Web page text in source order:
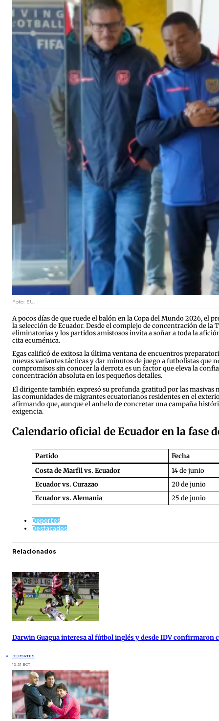
Foto: EU.
A pocos días de que ruede el balón en la Copa del Mundo 2026, el
la selección de Ecuador. Desde el complejo de concentración de
eliminatorias y los partidos amistosos invita a soñar a toda la
cita ecuménica.
Egas calificó de exitosa la última ventana de encuentros
nuevas variantes tácticas y dar minutos de juego a futbolistas que
compromisos sin conocer la derrota es un factor que eleva la
concentración absoluta en los pequeños detalles.
El dirigente también expresó su profunda gratitud por las masivas
las comunidades de migrantes ecuatorianos residentes en el
afirmando que, aunque el anhelo de concretar una campaña
exigencia.
Calendario oficial de Ecuador en la fase
Partido
Fecha
Costa de Marfil vs. Ecuador
14 de junio
Ecuador vs. Curazao
20 de junio
Ecuador vs. Alemania
25 de junio
Deportes
Destacados
Relacionados
Darwin Guagua interesa al fútbol inglés y desde IDV confirmaron
DEPORTES
12:21 ECT